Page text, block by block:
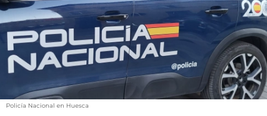
VÍDEOS
CONTACTAR
FIESTAS EN EL ALTO ARAGÓN
FIESTAS DE SAN LORENZO
AGENDA
Policía Nacional en Huesca